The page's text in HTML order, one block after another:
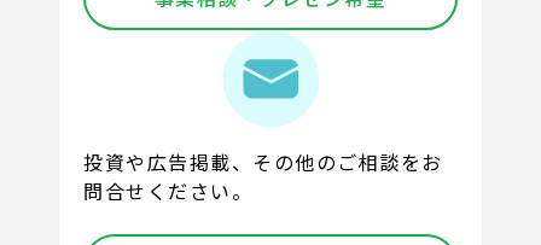
投資や広告掲載、その他のご相談をお
問合せください。